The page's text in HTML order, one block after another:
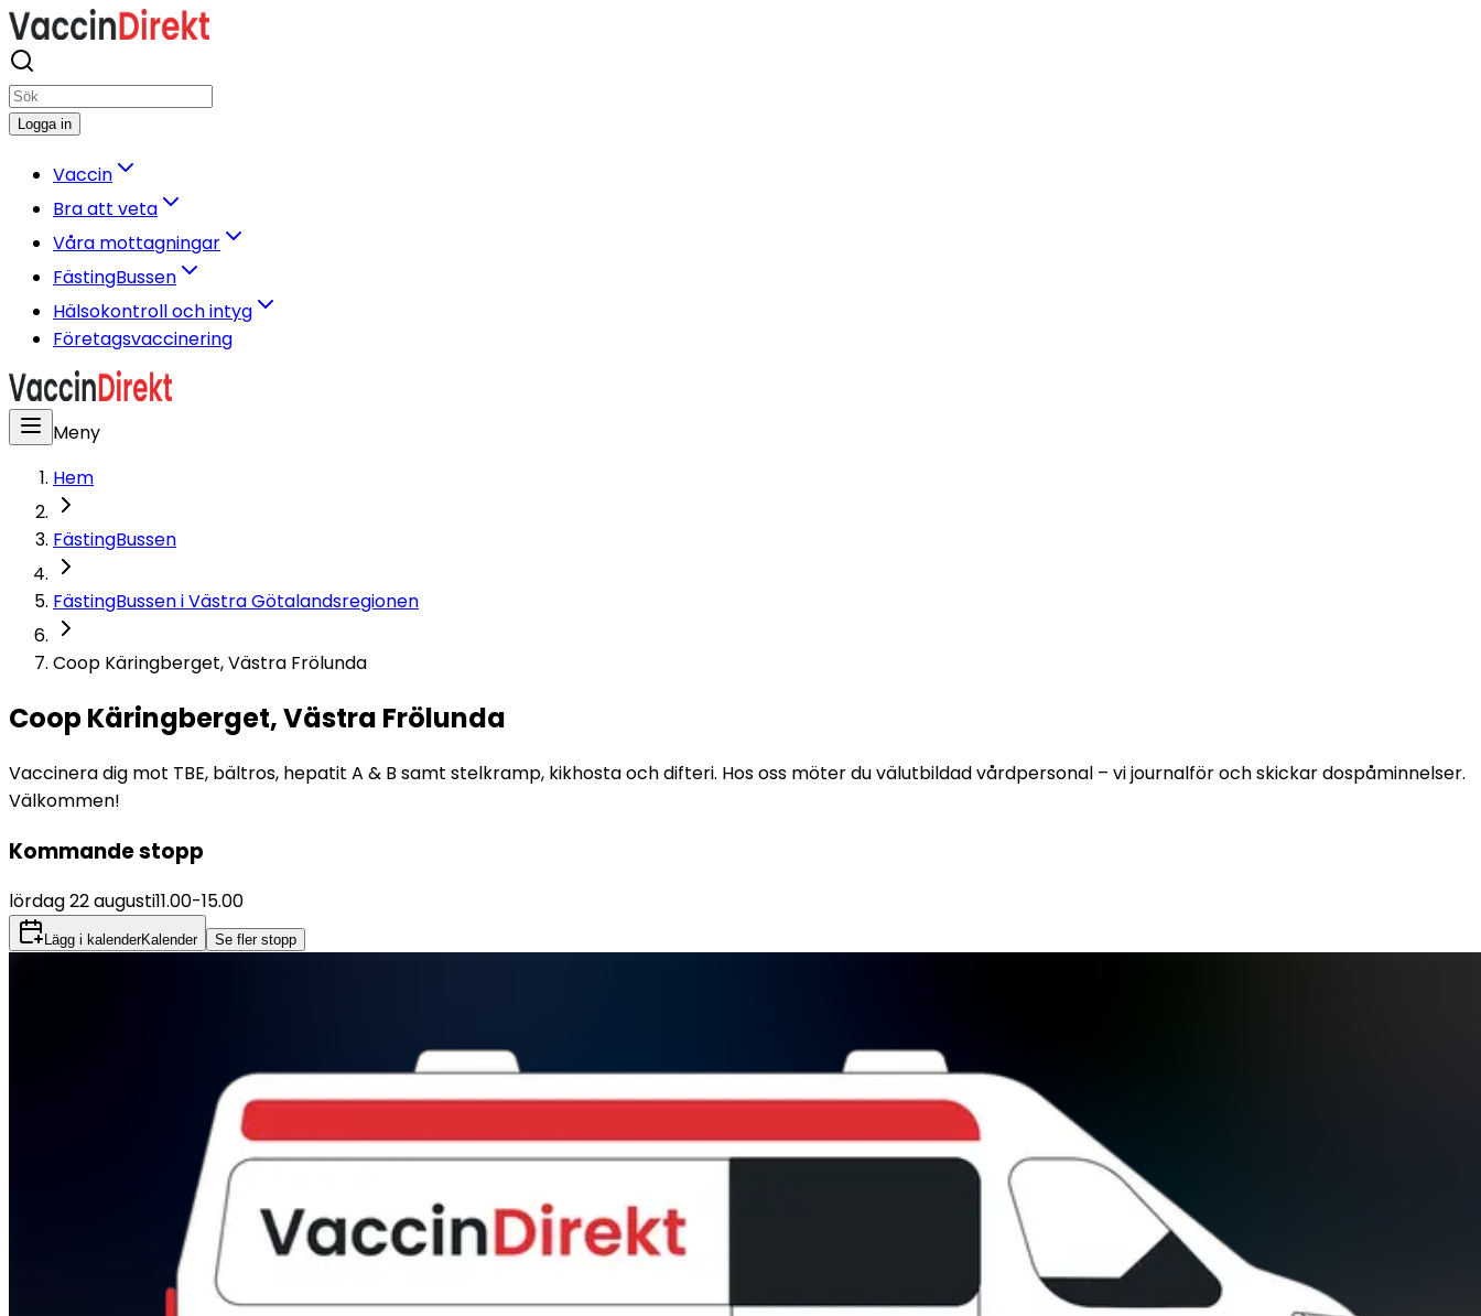
Logga in
Vaccin
Bra att veta
Våra mottagningar
FästingBussen
Hälsokontroll och intyg
Företagsvaccinering
Meny
Hem
FästingBussen
FästingBussen i Västra Götalandsregionen
Coop Käringberget, Västra Frölunda
Coop Käringberget, Västra Frölunda
Vaccinera dig mot TBE, bältros, hepatit A & B samt stelkramp, kikhosta och difteri. Hos oss möter du välutbildad vårdpersonal – vi journalför och skickar dospåminnelser.
Välkommen!
Kommande stopp
lördag 22 augusti11.00-15.00
Lägg i kalenderKalender Se fler stopp